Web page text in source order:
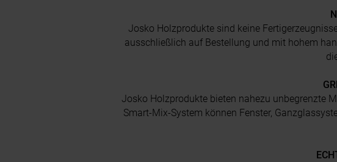
Josko Holzprodukte sind keine
ausschließlich auf Bestellung und mit hohem
Josko Holzprodukte bieten nahezu unbegrenzte
Smart-Mix-System können Fenster,